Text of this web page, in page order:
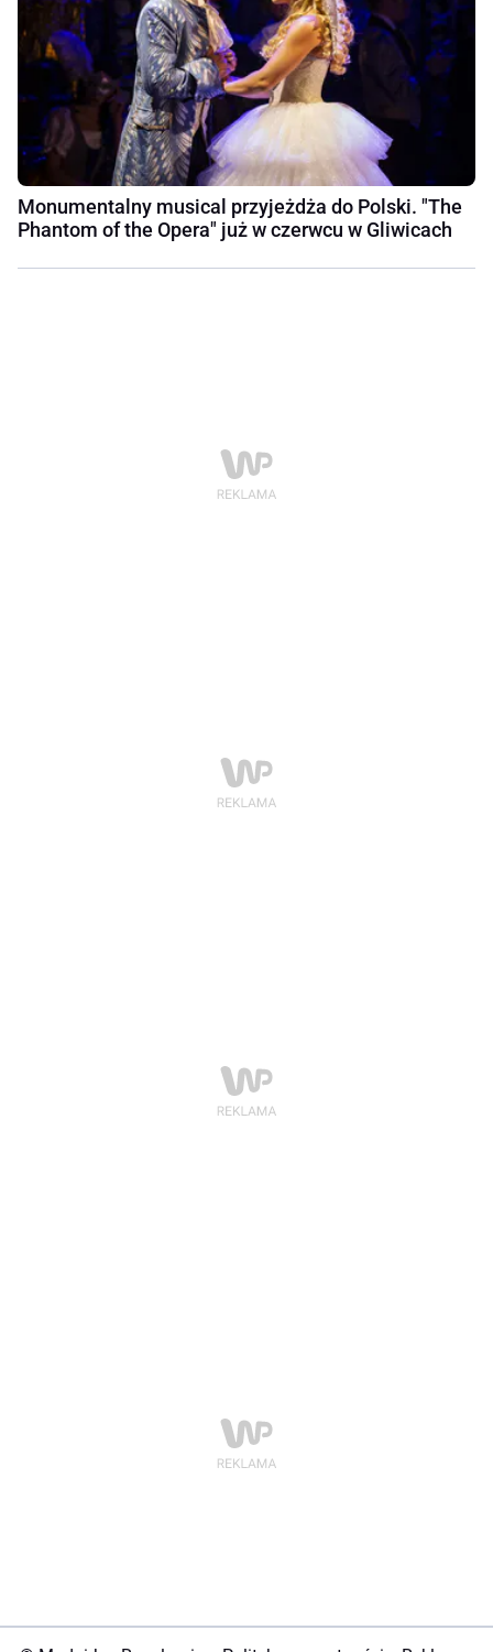
Monumentalny musical przyjeżdża do Polski. "The
Phantom of the Opera" już w czerwcu w Gliwicach